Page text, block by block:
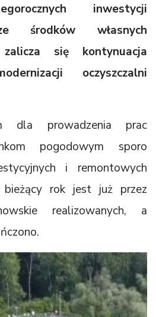
inwestycji
środków własnych
zalicza się kontynuacja
oczyszczalni
dla prowadzenia prac
pogodowym sporo
i remontowych
bieżący rok jest już przez
realizowanych, a